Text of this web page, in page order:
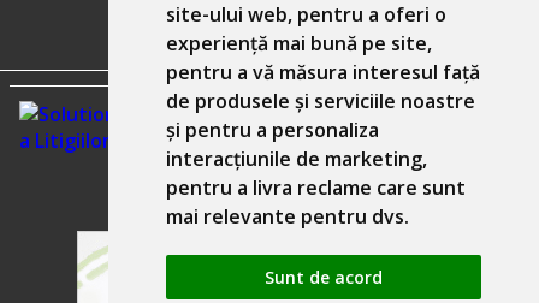
site-ului web, pentru a oferi o
experiență mai bună pe site,
pentru a vă măsura interesul față
de produsele și serviciile noastre
și pentru a personaliza
interacțiunile de marketing,
pentru a livra reclame care sunt
mai relevante pentru dvs.
Sunt de acord
Informatiile mele personale